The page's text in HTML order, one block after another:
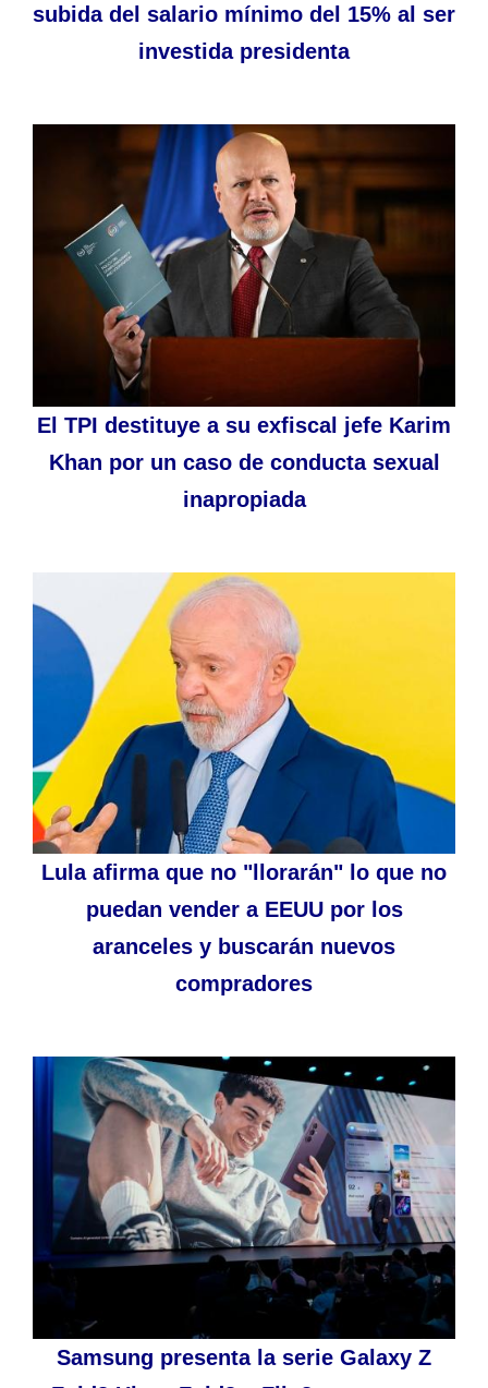
subida del salario mínimo del 15% al ser
investida presidenta
El TPI destituye a su exfiscal jefe Karim
Khan por un caso de conducta sexual
inapropiada
Lula afirma que no "llorarán" lo que no
puedan vender a EEUU por los
aranceles y buscarán nuevos
compradores
Samsung presenta la serie Galaxy Z